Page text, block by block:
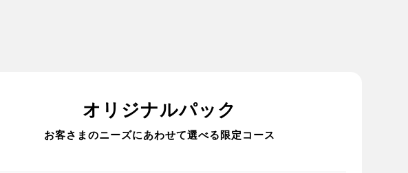
オリジナルパック
お客さまのニーズにあわせて選べる限定コース